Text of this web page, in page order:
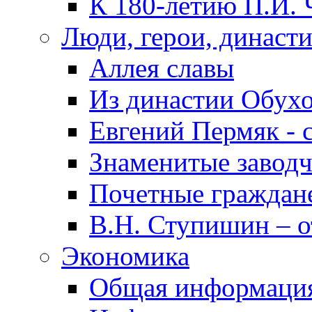
Люди, герои,
Аллея славы
Из династии
Евгений Пермяк -
Знаменитые
Почетные
В.Н. Ступишин –
Экономика
Общая